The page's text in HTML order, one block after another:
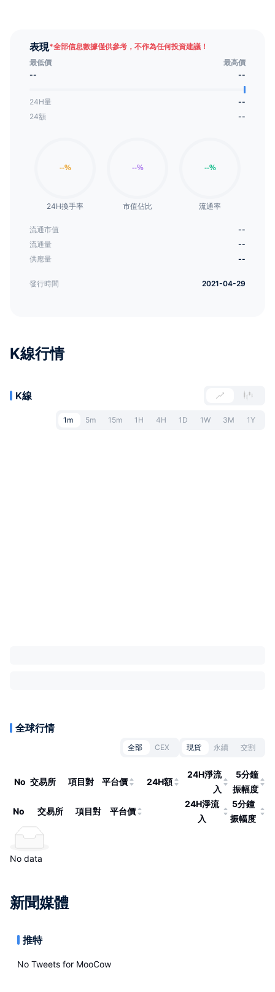
表現*全部信息數據僅供參考，不作為任何投資建議！
最低價
最高價
--
--
24H量
--
24額
--
24H換手率 市值佔比 流通率
流通市值
--
流通量
--
供應量
--
發行時間 2021-04-29
K線行情
K線
1m 5m 15m 1H 4H 1D 1W 3M 1Y
全球行情
全部 CEX 現貨 永續 交割
No 交易所 項目對 平台價 24H額
24H淨流
入
5分鐘
振幅度
No 交易所 項目對 平台價
24H淨流
入
5分鐘
振幅度
No data
新聞媒體
推特
No Tweets for MooCow